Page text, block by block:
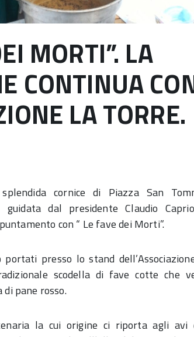
MORTI”. LA
CONTINUA
LA TORRE.
cornice di Piazza San
guidata dal presidente Claudio
con “ Le fave dei Morti”.
presso lo stand
scodella di fave cotte che
pane rosso.
la cui origine ci riporta agli avi